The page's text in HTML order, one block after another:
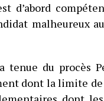
d’abord
malheureux
du procès
dont la limite